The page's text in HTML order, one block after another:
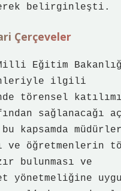
belirginleşti.
Çerçeveler
Eğitim
ilgili
törensel
sağlanacağı
ve öğretmenlerin
bulunması ve
yönetmeliğine